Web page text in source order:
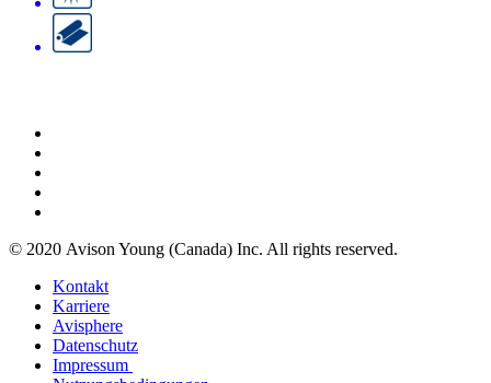
© 2020 Avison Young (Canada) Inc. All rights reserved.
Kontakt
Karriere
Avisphere
Datenschutz
Impressum